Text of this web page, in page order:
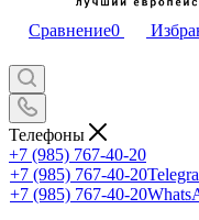
Сравнение0
Телефоны
+7 (985) 767-40-20
+7 (985) 767-40-20
+7 (985) 767-40-20